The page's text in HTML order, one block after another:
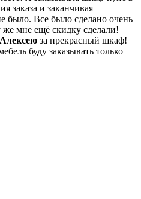
заказа и заканчивая
было. Все было сделано очень
мне ещё скидку сделали!
Алексею за прекрасный шкаф!
буду заказывать только